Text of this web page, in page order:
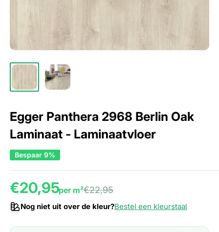
Egger Panthera 2968 Berlin Oak
Laminaat - Laminaatvloer
Bespaar 9%
€20,95per m²€22,95
Nog niet uit over de kleur?Bestel een kleurstaal